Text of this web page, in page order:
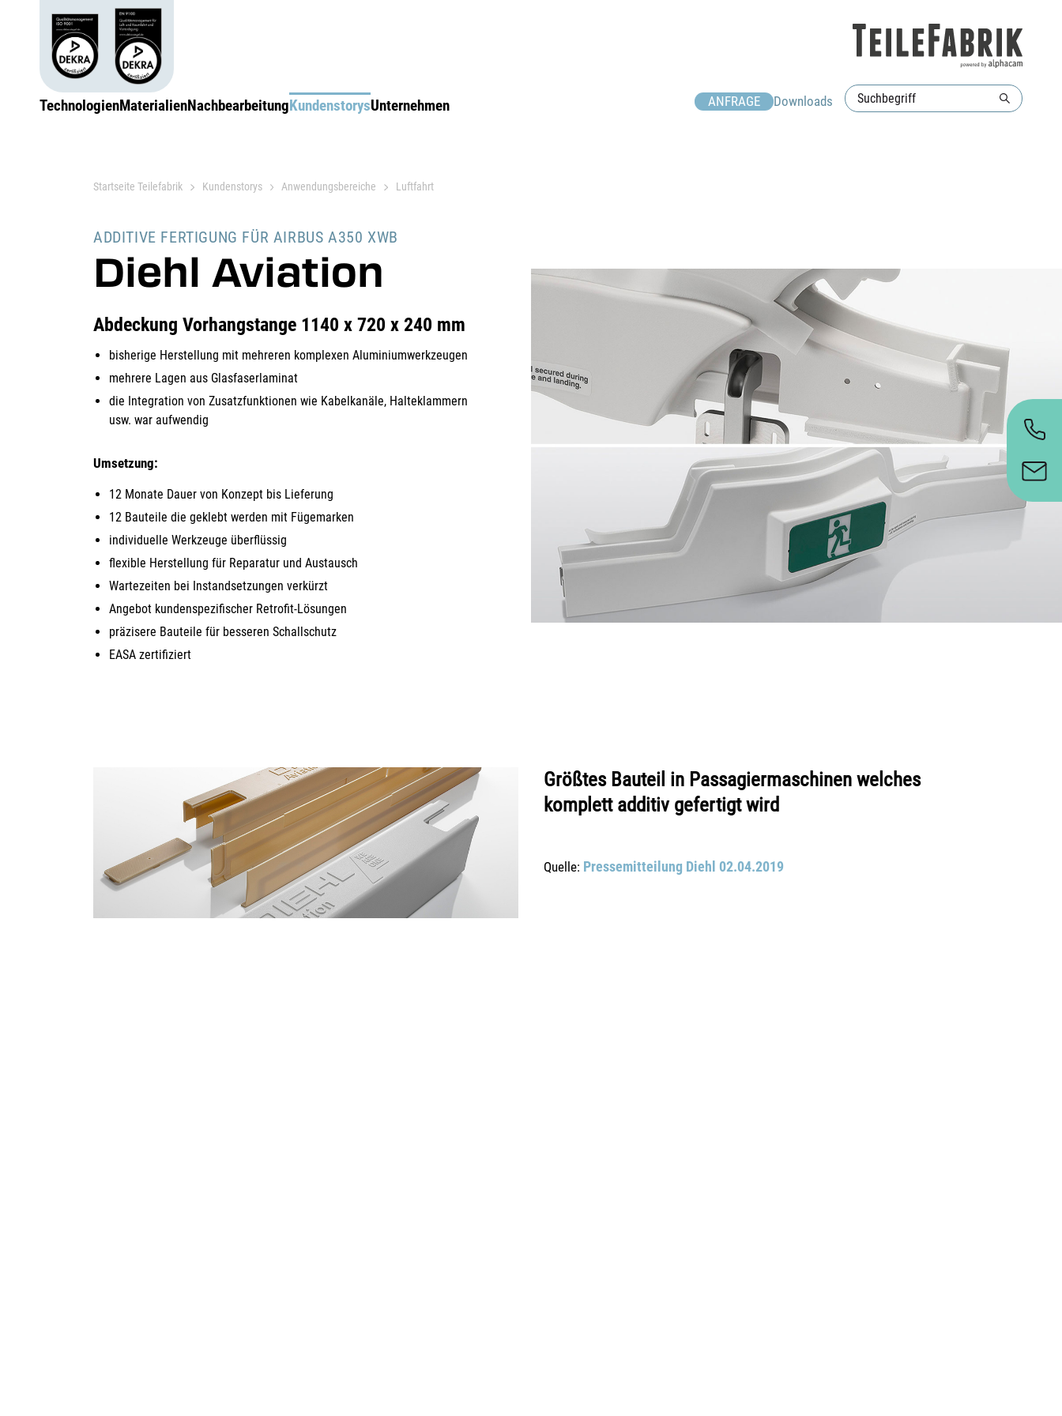
ANFRAGE Downloads
TechnologienMaterialienNachbearbeitungKundenstorysUnternehmen
Startseite Teilefabrik Kundenstorys Anwendungsbereiche Luftfahrt
ADDITIVE FERTIGUNG FÜR AIRBUS A350 XWB
Diehl Aviation
Abdeckung Vorhangstange 1140 x 720 x 240 mm
bisherige Herstellung mit mehreren komplexen Aluminiumwerkzeugen
mehrere Lagen aus Glasfaserlaminat
die Integration von Zusatzfunktionen wie Kabelkanäle, Halteklammern
usw. war aufwendig
Umsetzung:
12 Monate Dauer von Konzept bis Lieferung
12 Bauteile die geklebt werden mit Fügemarken
individuelle Werkzeuge überflüssig
flexible Herstellung für Reparatur und Austausch
Wartezeiten bei Instandsetzungen verkürzt
Angebot kundenspezifischer Retrofit-Lösungen
präzisere Bauteile für besseren Schallschutz
EASA zertifiziert
Größtes Bauteil in Passagiermaschinen welches
komplett additiv gefertigt wird
Quelle: Pressemitteilung Diehl 02.04.2019